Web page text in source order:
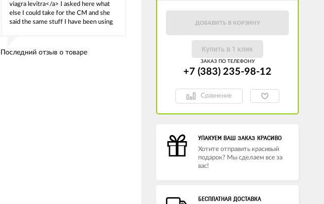
viagra levitra</a> I asked here what
else I could take for the CM and she
said the same stuff I have been using
Последний отзыв о товаре
ДОБАВИТЬ В КОРЗИНУ
Купить в 1 клик
ЗАКАЗ ПО ТЕЛЕФОНУ
+7 (383) 235-98-12
Сравнение
УПАКУЕМ ВАШ ЗАКАЗ КРАСИВО
Хотите отправить красивый
подарок? Мы сделаем все за
вас!
БЕСПЛАТНАЯ ДОСТАВКА